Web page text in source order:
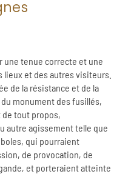
tenue correcte et une
et des autres visiteurs.
de la résistance et de la
monument des fusillés,
de tout propos,
autre agissement telle que
qui pourraient
de provocation, de
et porteraient atteinte